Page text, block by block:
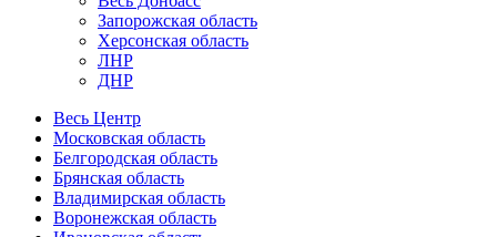
Запорожская область
Херсонская область
ЛНР
ДНР
Весь Центр
Московская область
Белгородская область
Брянская область
Владимирская область
Воронежская область